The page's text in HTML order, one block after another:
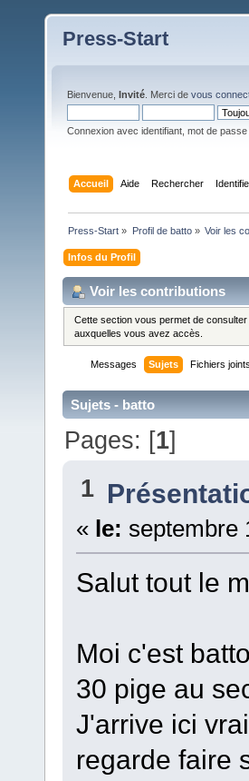
Press-Start
Bienvenue, Invité . Merci de vous
Connexion avec identifiant, mot de
Accueil Aide Rechercher
Press-Start » Profil de batto» Voir les
Infos du Profil
Voir les contributions
Cette section vous permet de
auxquelles vous avez accès.
Messages Sujets Fichiers joints
Sujets - batto
Pages: [1]
1
« le: septembre
Salut tout le
Moi c'est
30 pige au
J'arrive ici
regarde faire